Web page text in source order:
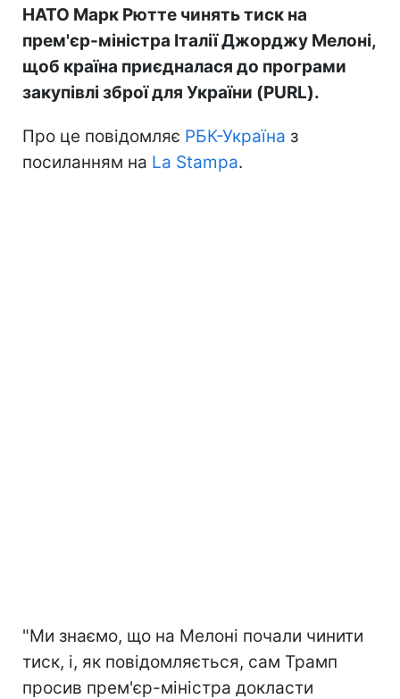
НАТО Марк Рютте чинять тиск на
прем'єр-міністра Італії Джорджу Мелоні,
щоб країна приєдналася до програми
закупівлі зброї для України (PURL).
Про це повідомляє РБК-Україна з
посиланням на La Stampa.
"Ми знаємо, що на Мелоні почали чинити
тиск, і, як повідомляється, сам Трамп
просив прем'єр-міністра докласти